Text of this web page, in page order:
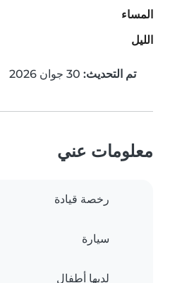
المساء
الليل
تم التحديث:
معلومات عني
رخصة قيادة
سيارة
لديها أطفال